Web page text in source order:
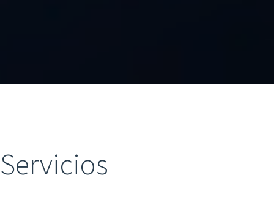
Servicios